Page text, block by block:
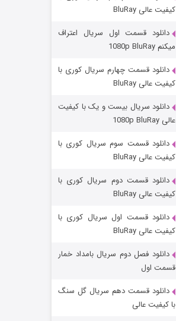
عملیات آپارتمان
مردگان متحرک: شهر مرده ۳
قسمت 2 (زیرنویس) منتشر شد
کیفیت عالی BluRay
دانلود قسمت اول سریال اعتراف
میکنم 1080p BluRay
دانلود قسمت چهارم سریال کوری با
کیفیت عالی BluRay
دانلود سریال بیست و یک با کیفیت
عالی 1080p BluRay
دانلود قسمت سوم سریال کوری با
کیفیت عالی BluRay
دانلود قسمت دوم سریال کوری با
کیفیت عالی BluRay
دانلود قسمت اول سریال کوری با
کیفیت عالی BluRay
دانلود فصل دوم سریال بامداد خمار
قسمت اول
دانلود قسمت دهم سریال گل سنگ
با کیفیت عالی